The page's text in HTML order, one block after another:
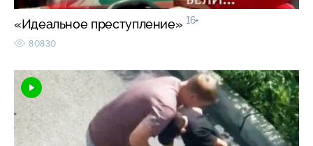
«Идеальное преступление» 16+
80830